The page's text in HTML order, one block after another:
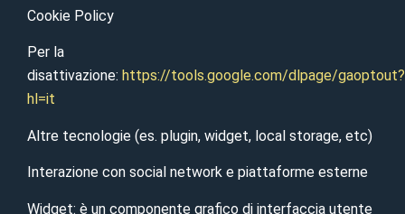
Cookie Policy
Per la
disattivazione: https://tools.google.com/dlpage/gaoptout?
hl=it
Altre tecnologie (es. plugin, widget, local storage, etc)
Interazione con social network e piattaforme esterne
Widget: è un componente grafico di interfaccia utente